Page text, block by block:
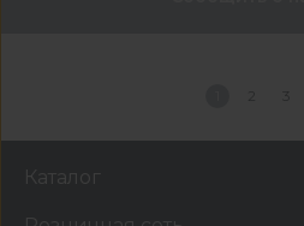
2
Каталог